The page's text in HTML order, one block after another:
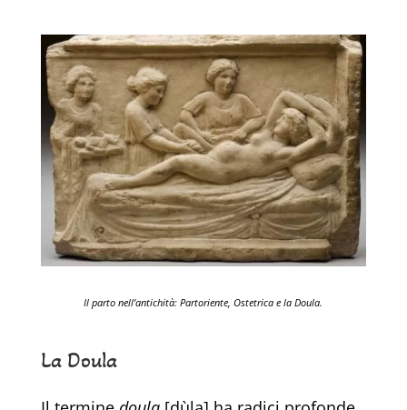
Il parto nell’antichità: Partoriente, Ostetrica e la Doula.
La Doula